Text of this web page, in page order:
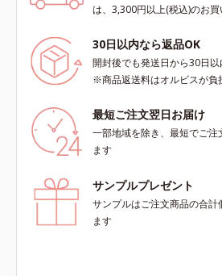
は、3,300円以上(税込)のお
30日以内なら返品OK
開封後でも発送日から30日
※商品返送料はオルビスが負
最短ご注文翌日お届け
一部地域を除き、最短でご注
ます
サンプルプレゼント
サンプルはご注文商品の合
ます